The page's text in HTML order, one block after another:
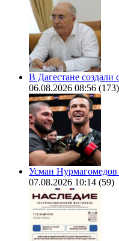
В Дагестане
06.08.2026 08:56 (173)
Усман
07.08.2026 10:14 (59)